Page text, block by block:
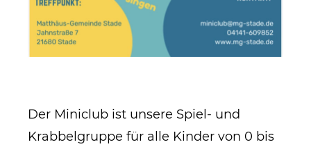
Der Miniclub ist unsere Spiel- und
Krabbelgruppe für alle Kinder von 0 bis